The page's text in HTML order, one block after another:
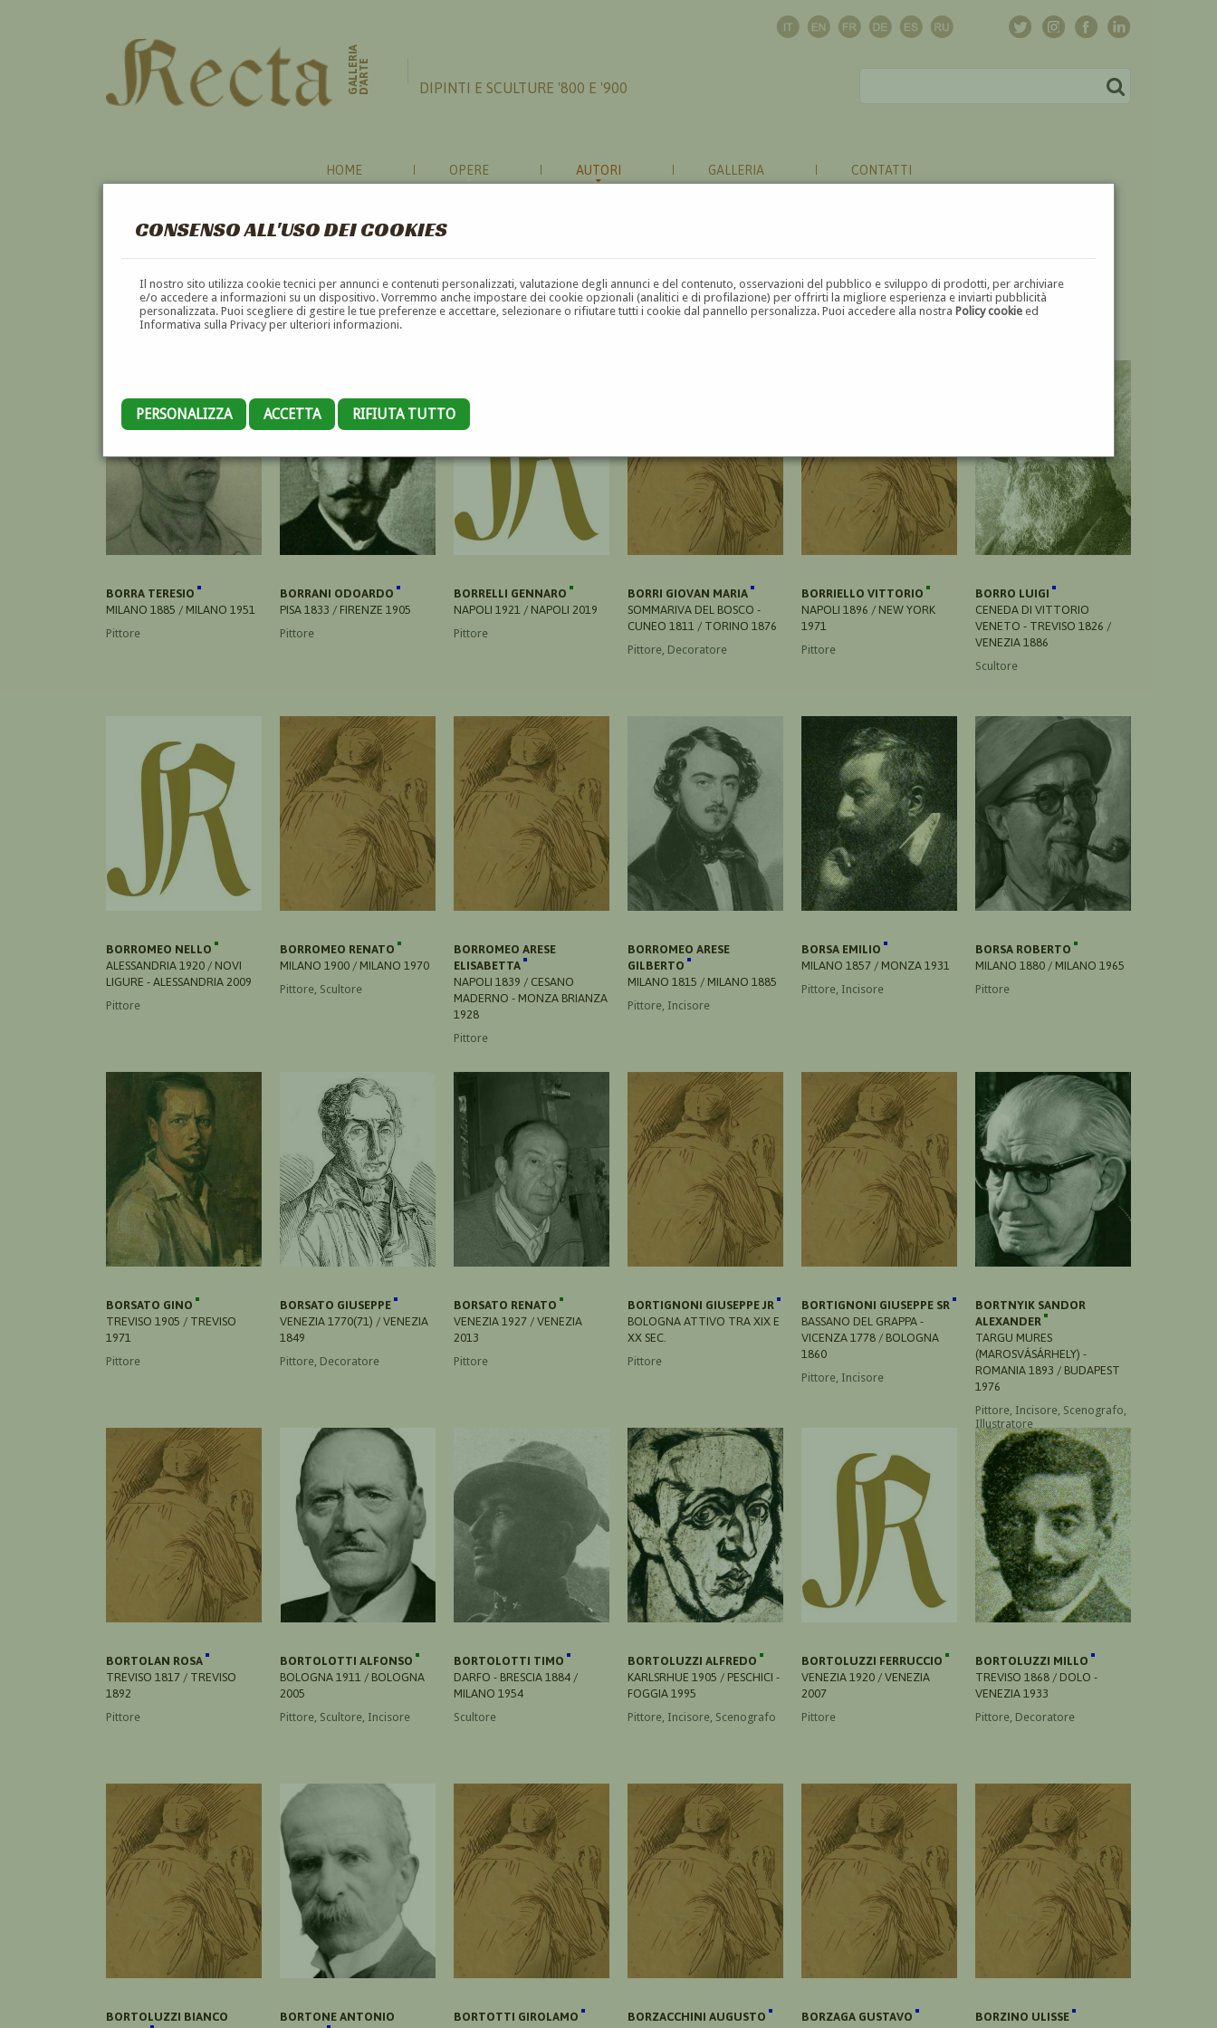
CONSENSO ALL'USO DEI COOKIES
Il nostro sito utilizza cookie tecnici per annunci e contenuti personalizzati, valutazione degli annunci e del contenuto, osservazioni del pubblico e sviluppo di prodotti, per archiviare
e/o accedere a informazioni su un dispositivo. Vorremmo anche impostare dei cookie opzionali (analitici e di profilazione) per offrirti la migliore esperienza e inviarti pubblicità
personalizzata. Puoi scegliere di gestire le tue preferenze e accettare, selezionare o rifiutare tutti i cookie dal pannello personalizza. Puoi accedere alla nostraPolicy cookie ed
Informativa sulla Privacy per ulteriori informazioni.
PERSONALIZZA ACCETTA RIFIUTA TUTTO
GALLERIAD'ARTE DIPINTI E SCULTURE '800 E '900
HOME OPERE AUTORI GALLERIA CONTATTI
AUTORI
A B C D E F G H I J K L M N O P Q R S T U V W X Y Z ⬅
BORRA TERESIO
MILANO 1885 / MILANO 1951
Pittore
BORRANI ODOARDO
PISA 1833 / FIRENZE 1905
Pittore
BORRELLI GENNARO
NAPOLI 1921 / NAPOLI 2019
Pittore
BORRI GIOVAN MARIA
SOMMARIVA DEL BOSCO -
CUNEO 1811 / TORINO 1876
Pittore, Decoratore
BORRIELLO VITTORIO
NAPOLI 1896 / NEW YORK
1971
Pittore
BORRO LUIGI
CENEDA DI VITTORIO
VENETO - TREVISO 1826 /
VENEZIA 1886
Scultore
BORROMEO NELLO
ALESSANDRIA 1920 / NOVI
LIGURE - ALESSANDRIA 2009
Pittore
BORROMEO RENATO
MILANO 1900 / MILANO 1970
Pittore, Scultore
BORROMEO ARESE
ELISABETTA
NAPOLI 1839 / CESANO
MADERNO - MONZA BRIANZA
1928
Pittore
BORROMEO ARESE
GILBERTO
MILANO 1815 / MILANO 1885
Pittore, Incisore
BORSA EMILIO
MILANO 1857 / MONZA 1931
Pittore, Incisore
BORSA ROBERTO
MILANO 1880 / MILANO 1965
Pittore
BORSATO GINO
TREVISO 1905 / TREVISO
1971
Pittore
BORSATO GIUSEPPE
VENEZIA 1770(71) / VENEZIA
1849
Pittore, Decoratore
BORSATO RENATO
VENEZIA 1927 / VENEZIA
2013
Pittore
BORTIGNONI GIUSEPPE JR
BOLOGNA ATTIVO TRA XIX E
XX SEC.
Pittore
BORTIGNONI GIUSEPPE SR
BASSANO DEL GRAPPA -
VICENZA 1778 / BOLOGNA
1860
Pittore, Incisore
BORTNYIK SANDOR
ALEXANDER
TARGU MURES
(MAROSVÁSÁRHELY) -
ROMANIA 1893 / BUDAPEST
1976
Pittore, Incisore, Scenografo,
Illustratore
BORTOLAN ROSA
TREVISO 1817 / TREVISO
1892
Pittore
BORTOLOTTI ALFONSO
BOLOGNA 1911 / BOLOGNA
2005
Pittore, Scultore, Incisore
BORTOLOTTI TIMO
DARFO - BRESCIA 1884 /
MILANO 1954
Scultore
BORTOLUZZI ALFREDO
KARLSRHUE 1905 / PESCHICI -
FOGGIA 1995
Pittore, Incisore, Scenografo
BORTOLUZZI FERRUCCIO
VENEZIA 1920 / VENEZIA
2007
Pittore
BORTOLUZZI MILLO
TREVISO 1868 / DOLO -
VENEZIA 1933
Pittore, Decoratore
BORTOLUZZI BIANCO
BORTONE ANTONIO
BORTOTTI GIROLAMO
BORZACCHINI AUGUSTO
BORZAGA GUSTAVO
BORZINO ULISSE